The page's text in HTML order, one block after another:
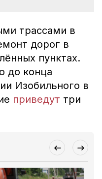
трассами в
дорог в
пунктах.
до конца
Изобильного в
приведут три